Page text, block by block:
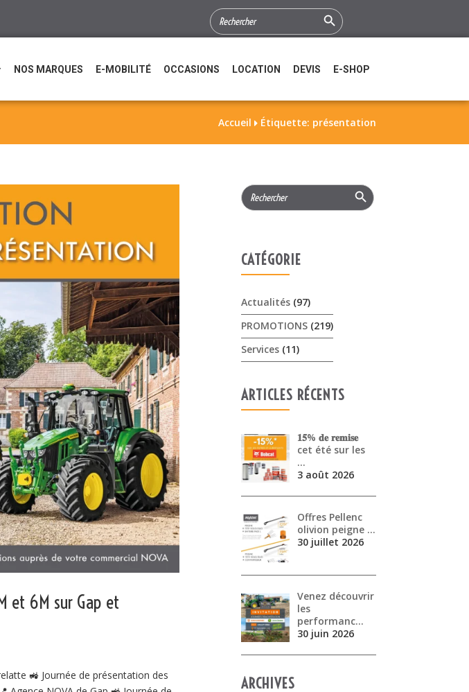
SEARCH
FOR:
Search Button
NOS MARQUES E-MOBILITÉ OCCASIONS LOCATION DEVIS E-SHOP
Accueil  Étiquette: présentation
et 6M sur Gap et
🚜 Journée de présentation des
Search
for:
Search Button
CATÉGORIE
Actualités (97)
PROMOTIONS (219)
Services (11)
ARTICLES RÉCENTS
𝟏𝟓% 𝐝𝐞 𝐫𝐞𝐦𝐢𝐬𝐞
cet été sur les
…
3 août 2026
Offres Pellenc
olivion peigne …
30 juillet 2026
Venez découvrir
les
performanc…
30 juin 2026
ARCHIVES